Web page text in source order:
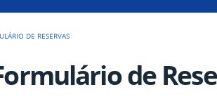
DE RESERVAS
de